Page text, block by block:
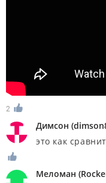
2
Димсон (
это как
Меломан (